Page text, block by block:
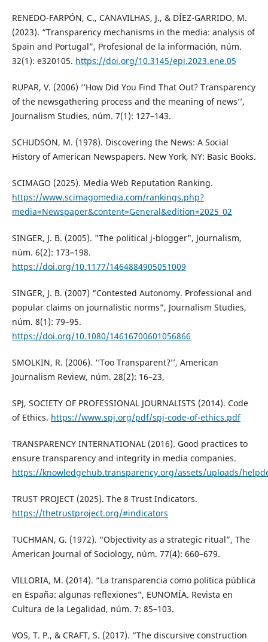
RENEDO-FARPÓN, C., CANAVILHAS, J., & DÍEZ-GARRIDO, M.
(2023). “Transparency mechanisms in the media: analysis of
Spain and Portugal”, Profesional de la información, núm.
32(1): e320105. https://doi.org/10.3145/epi.2023.ene.05
RUPAR, V. (2006) ‘‘How Did You Find That Out? Transparency
of the newsgathering process and the meaning of news’’,
Journalism Studies, núm. 7(1): 127–143.
SCHUDSON, M. (1978). Discovering the News: A Social
History of American Newspapers. New York, NY: Basic Books.
SCIMAGO (2025). Media Web Reputation Ranking.
https://www.scimagomedia.com/rankings.php?
media=Newspaper&content=General&edition=2025_02
SINGER, J. B. (2005). "The political j-blogger", Journalism,
núm. 6(2): 173–198.
https://doi.org/10.1177/1464884905051009
SINGER, J. B. (2007) “Contested Autonomy. Professional and
popular claims on journalistic norms”, Journalism Studies,
núm. 8(1): 79–95.
https://doi.org/10.1080/14616700601056866
SMOLKIN, R. (2006). ‘‘Too Transparent?’’, American
Journalism Review, núm. 28(2): 16–23,
SPJ, SOCIETY OF PROFESSIONAL JOURNALISTS (2014). Code
of Ethics. https://www.spj.org/pdf/spj-code-of-ethics.pdf
TRANSPARENCY INTERNATIONAL (2016). Good practices to
ensure transparency and integrity in media companies.
https://knowledgehub.transparency.org/assets/uploads/
TRUST PROJECT (2025). The 8 Trust Indicators.
https://thetrustproject.org/#indicators
TUCHMAN, G. (1972). “Objectivity as a strategic ritual”, The
American Journal of Sociology, núm. 77(4): 660–679.
VILLORIA, M. (2014). “La transparencia como política pública
en España: algunas reflexiones”, EUNOMÍA. Revista en
Cultura de la Legalidad, núm. 7: 85–103.
VOS, T. P., & CRAFT, S. (2017). “The discursive construction